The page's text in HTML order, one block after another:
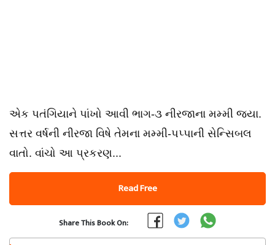
એક પતંગિયાને પાંખો આવી ભાગ-૩ નીરજાના મમ્મી જયા.
સત્તર વર્ષની નીરજા વિષે તેમના મમ્મી-પપ્પાની સેન્સિબલ
વાતો. વાંચો આ પ્રકરણ...
Read Free
Share This Book On: